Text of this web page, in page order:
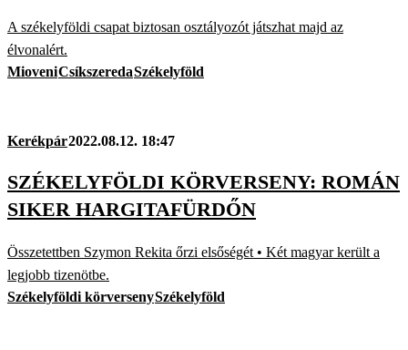
A székelyföldi csapat biztosan osztályozót játszhat majd az
élvonalért.
MioveniCsíkszeredaSzékelyföld
Kerékpár2022.08.12. 18:47
SZÉKELYFÖLDI KÖRVERSENY: ROMÁN
SIKER HARGITAFÜRDŐN
Összetettben Szymon Rekita őrzi elsőségét • Két magyar került a
legjobb tizenötbe.
Székelyföldi körversenySzékelyföld